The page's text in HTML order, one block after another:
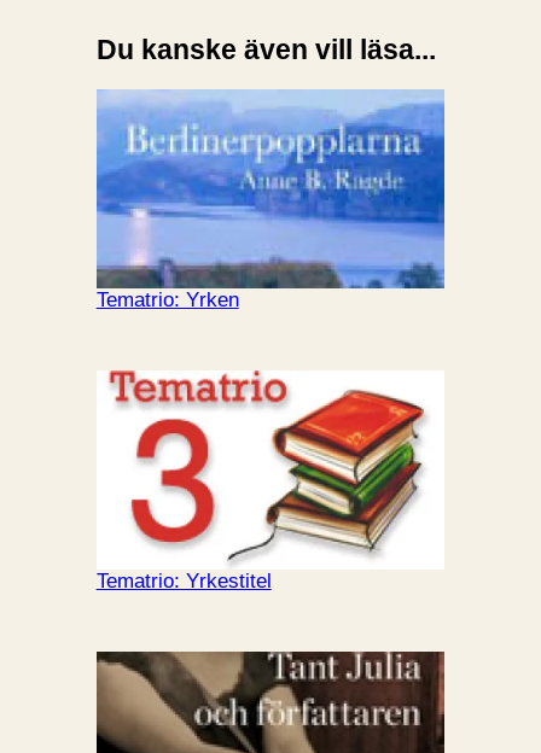
Du kanske även vill läsa...
Tematrio: Yrken
Tematrio: Yrkestitel